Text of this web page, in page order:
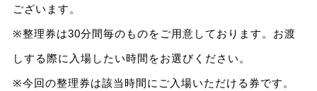
ございます。
※整理券は30分間毎のものをご用意しております。お渡
しする際に入場したい時間をお選びください。
※今回の整理券は該当時間にご入場いただける券です。